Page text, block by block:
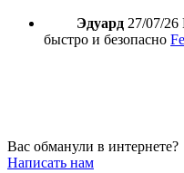
Эдуард 27/07/26
быстро и безопасно
Вас обманули в интернете?
Написать нам